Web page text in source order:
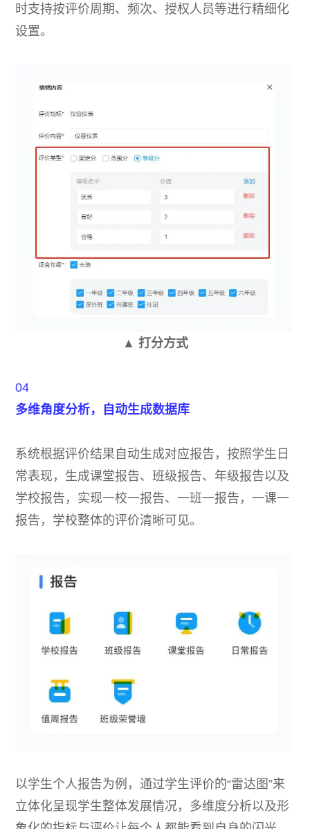
时支持按评价周期、频次、授权人员等进行精细化
设置。
▲ 打分方式
04
多维角度分析，自动生成数据库
系统根据评价结果自动生成对应报告，按照学生日
常表现，生成课堂报告、班级报告、年级报告以及
学校报告，实现一校一报告、一班一报告，一课一
报告，学校整体的评价清晰可见。
以学生个人报告为例，通过学生评价的“雷达图”来
立体化呈现学生整体发展情况，多维度分析以及形